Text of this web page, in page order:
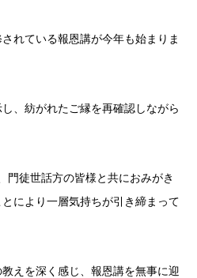
れている報恩講が今年も始まりま
、紡がれたご縁を再確認しながら
門徒世話方の皆様と共におみがき
により一層気持ちが引き締まって
えを深く感じ、報恩講を無事に迎